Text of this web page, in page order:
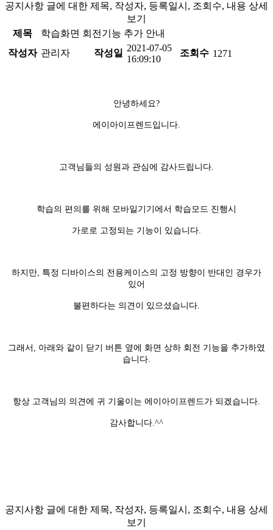
공지사항 글에 대한 제목, 작성자, 등록일시, 조회수, 내용 상세
보기
제목
학습화면 회전기능 추가 안내
작성자 관리자 작성일 2021-07-05
16:09:10
조회수 1271
안녕하세요?
에이아이프렌드입니다.
고객님들의 성원과 관심에 감사드립니다.
학습의 편의를 위해 모바일기기에서 학습모드 진행시
가로로 고정되는 기능이 있습니다.
하지만, 특정 디바이스의 전용케이스의 고정 방향이 반대인 경우가
있어
불편하다는 의견이 있으셨습니다.
그래서, 아래와 같이 닫기 버튼 옆에 화면 상하 회전 기능을 추가하였
습니다.
항상 고객님의 의견에 귀 기울이는 에이아이프렌드가 되겠습니다.
감사합니다.^^
공지사항 글에 대한 제목, 작성자, 등록일시, 조회수, 내용 상세
보기